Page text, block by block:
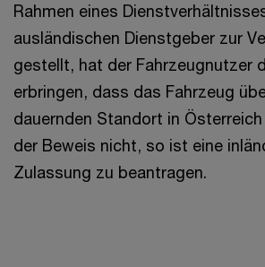
Rahmen eines
ausländischen Dienstgeber zur
gestellt, hat der Fahrzeugnutzer
erbringen, dass das Fahrzeug
dauernden Standort in
der Beweis nicht, so ist eine
Zulassung zu beantragen.